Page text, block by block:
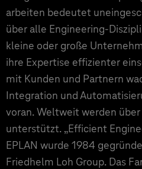
arbeiten bedeutet
über alle Engineering-
kleine oder große
ihre Expertise effizienter
mit Kunden und Partnern
Integration und
voran. Weltweit werden
unterstützt. „Efficient
EPLAN wurde 1984
Friedhelm Loh Group. Das